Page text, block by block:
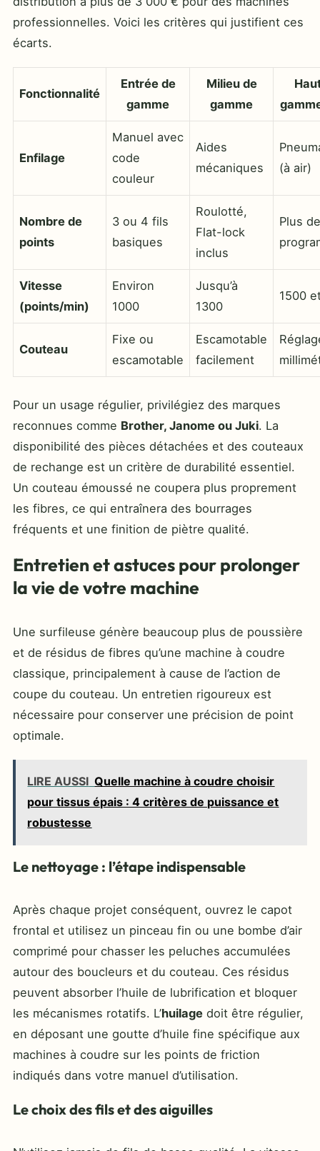
professionnelles. Voici les critères qui justifient ces
écarts.
Fonctionnalité
Entrée de
gamme
Milieu de
gamme
Enfilage
Manuel avec
code
couleur
Aides
mécaniques
(à air)
Nombre de
points
3 ou 4 fils
basiques
Roulotté,
Flat-lock
inclus
Plus
Vitesse
(points/min)
Environ
1000
Jusqu’à
1300
1500
Couteau
Fixe ou
escamotable
Escamotable
facilement
Pour un usage régulier, privilégiez des marques
reconnues comme Brother, Janome ou Juki. La
disponibilité des pièces détachées et des couteaux
de rechange est un critère de durabilité essentiel.
Un couteau émoussé ne coupera plus proprement
les fibres, ce qui entraînera des bourrages
fréquents et une finition de piètre qualité.
Entretien et astuces pour prolonger
la vie de votre machine
Une surfileuse génère beaucoup plus de poussière
et de résidus de fibres qu’une machine à coudre
classique, principalement à cause de l’action de
coupe du couteau. Un entretien rigoureux est
nécessaire pour conserver une précision de point
optimale.
LIRE AUSSI Quelle machine à coudre choisir
pour tissus épais : 4 critères de puissance et
robustesse
Le nettoyage : l’étape indispensable
Après chaque projet conséquent, ouvrez le capot
frontal et utilisez un pinceau fin ou une bombe d’air
comprimé pour chasser les peluches accumulées
autour des boucleurs et du couteau. Ces résidus
peuvent absorber l’huile de lubrification et bloquer
les mécanismes rotatifs. L’huilage doit être régulier,
en déposant une goutte d’huile fine spécifique aux
machines à coudre sur les points de friction
indiqués dans votre manuel d’utilisation.
Le choix des fils et des aiguilles